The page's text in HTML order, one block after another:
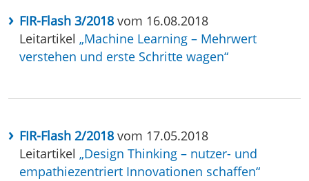
FIR-Flash 3/2018 vom 16.08.2018
Leitartikel „Machine Learning – Mehrwert
verstehen und erste Schritte wagen“
FIR-Flash 2/2018 vom 17.05.2018
Leitartikel „Design Thinking – nutzer- und
empathiezentriert Innovationen schaffen“